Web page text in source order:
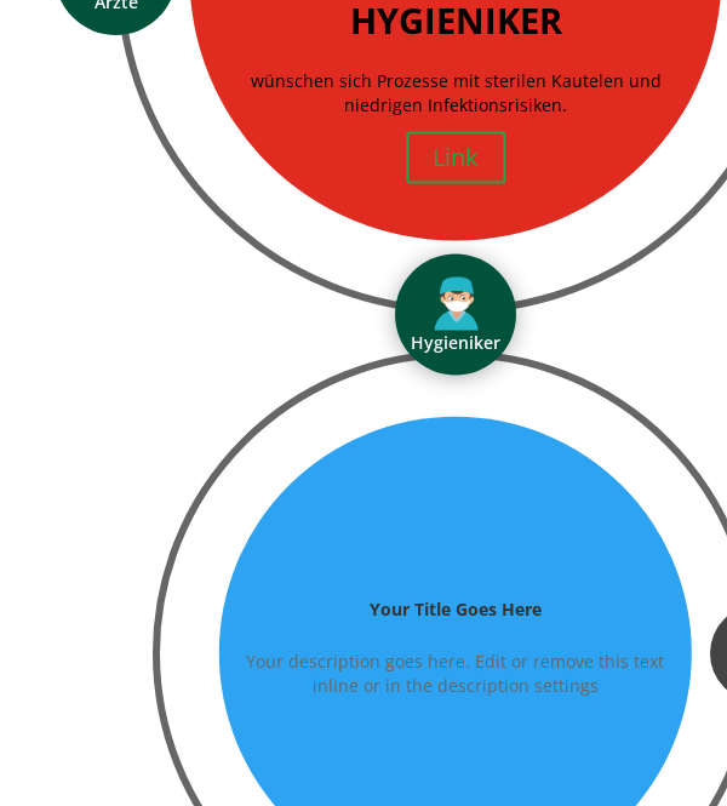
Hygieniker
Klinikleitung
Ärzte
wünschen sich hochwertige, perfekt aufeinander
abgestimmte Komponenten.
Your Title Goes Here
Your description goes here. Edit or remove this text
inline or in the description settings